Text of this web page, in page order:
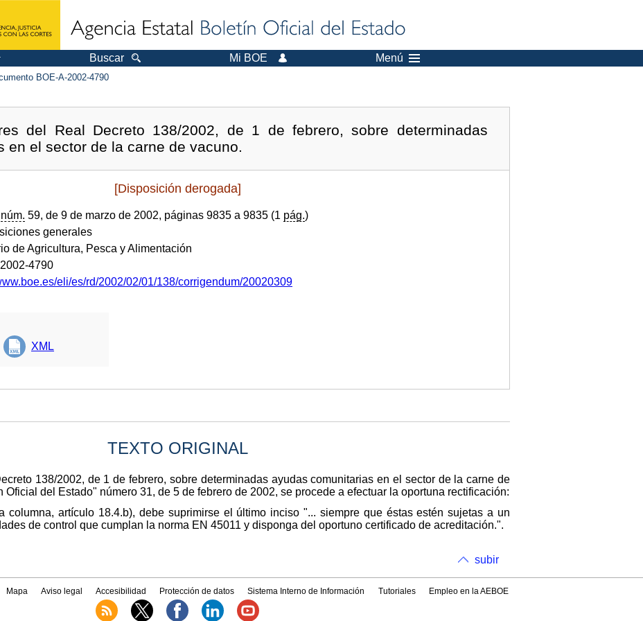
Buscar Mi BOE Menú
BOE-A-2002-4790
del Real Decreto 138/2002, de 1 de febrero, sobre determinadas
en el sector de la carne de vacuno.
[Disposición derogada]
núm. 59, de 9 de marzo de 2002, páginas 9835 a 9835 (1 pág.)
generales
de Agricultura, Pesca y Alimentación
4790
eli/es/rd/2002/02/01/138/corrigendum/20020309
XML
TEXTO ORIGINAL
138/2002, de 1 de febrero, sobre determinadas ayudas comunitarias en el sector de la carne de
del Estado" número 31, de 5 de febrero de 2002, se procede a efectuar la oportuna rectificación:
columna, artículo 18.4.b), debe suprimirse el último inciso "... siempre que éstas estén sujetas a un
de control que cumplan la norma EN 45011 y disponga del oportuno certificado de acreditación.".
subir
Mapa Aviso legal Accesibilidad Protección de datos Sistema Interno de Información Tutoriales Empleo en la AEBOE